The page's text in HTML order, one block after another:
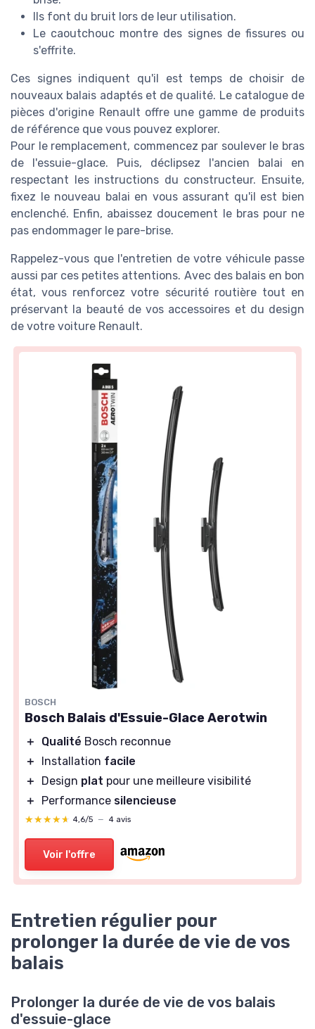
Ils font du bruit lors de leur utilisation.
Le caoutchouc montre des signes de fissures ou
s'effrite.
Ces signes indiquent qu'il est temps de choisir de
nouveaux balais adaptés et de qualité. Le catalogue de
pièces d'origine Renault offre une gamme de produits
de référence que vous pouvez explorer.
Pour le remplacement, commencez par soulever le bras
de l'essuie-glace. Puis, déclipsez l'ancien balai en
respectant les instructions du constructeur. Ensuite,
fixez le nouveau balai en vous assurant qu'il est bien
enclenché. Enfin, abaissez doucement le bras pour ne
pas endommager le pare-brise.
Rappelez-vous que l'entretien de votre véhicule passe
aussi par ces petites attentions. Avec des balais en bon
état, vous renforcez votre sécurité routière tout en
préservant la beauté de vos accessoires et du design
de votre voiture Renault.
BOSCH
Bosch Balais d'Essuie-Glace Aerotwin
＋ Qualité Bosch reconnue
＋
Installation facile
＋
Design plat pour une meilleure visibilité
＋
Performance silencieuse
★★★★★
★★★★★ 4,6/5 — 4 avis
Voir l'offre
Entretien régulier pour
prolonger la durée de vie de vos
balais
Prolonger la durée de vie de vos balais
d'essuie-glace